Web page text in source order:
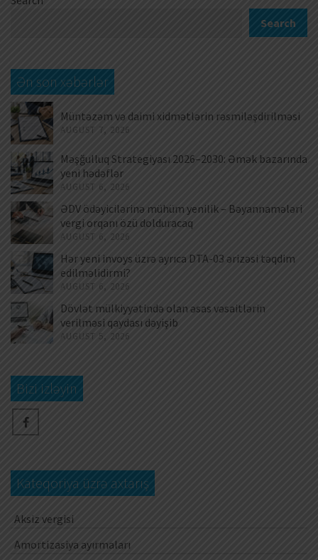
Search
Ən son xəbərlər
Müntəzəm və daimi xidmətlərin rəsmiləşdirilməsi
AUGUST 7, 2026
Məşğulluq Strategiyası 2026–2030: Əmək bazarında
yeni hədəflər
AUGUST 6, 2026
ƏDV ödəyicilərinə mühüm yenilik – Bəyannamələri
vergi orqanı özü dolduracaq
AUGUST 6, 2026
Hər yeni invoys üzrə ayrıca DTA-03 ərizəsi təqdim
edilməlidirmi?
AUGUST 6, 2026
Dövlət mülkiyyətində olan əsas vəsaitlərin
verilməsi qaydası dəyişib
AUGUST 5, 2026
Bizi izləyin
Kateqoriya üzrə axtarış
Aksiz vergisi
Amortizasiya ayırmaları